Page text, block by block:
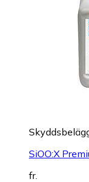
SiOO:X
fr.